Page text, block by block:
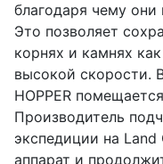
благодаря чему
Это позволяет
корнях и камнях
высокой скорости.
HOPPER
Производитель
экспедиции на
аппарат и